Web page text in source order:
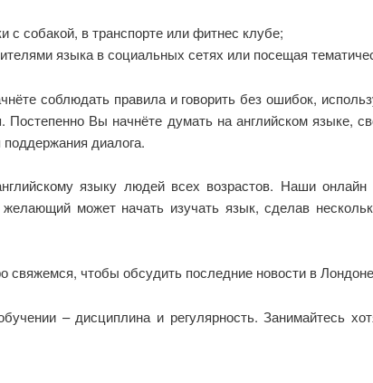
с собакой, в транспорте или фитнес клубе;
языка в социальных сетях или посещая
соблюдать правила и говорить без ошибок,
Вы начнёте думать на английском языке,
диалога.
языку людей всех возрастов. Наши
желающий может начать изучать язык, сделав
чтобы обсудить последние новости в
– дисциплина и регулярность. Занимайтесь